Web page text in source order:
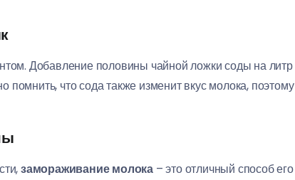
Добавление половины чайной ложки соды на литр
что сода также изменит вкус молока, поэтому
замораживание молока– это отличный способ его